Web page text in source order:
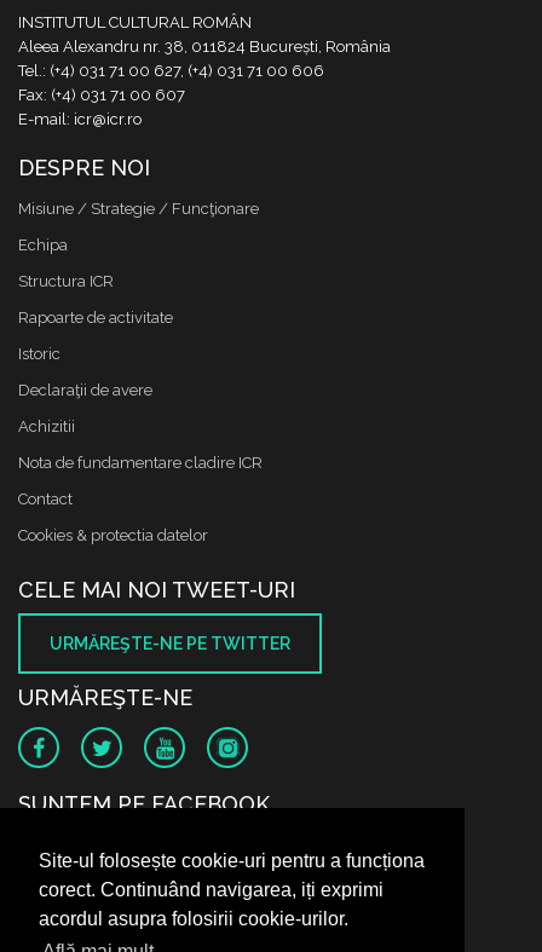
Site-ul folosește cookie-uri pentru a funcționa
corect. Continuând navigarea, iți exprimi
acordul asupra folosirii cookie-urilor.
INSTITUTUL CULTURAL ROMÂN
Aleea Alexandru nr. 38, 011824 București, România
Tel.: (+4) 031 71 00 627, (+4) 031 71 00 606
Fax: (+4) 031 71 00 607
E-mail: icr@icr.ro
DESPRE NOI
Misiune / Strategie / Funcţionare
Echipa
Structura ICR
Rapoarte de activitate
Istoric
Declaraţii de avere
Achizitii
Nota de fundamentare cladire ICR
Contact
Cookies & protectia datelor
CELE MAI NOI TWEET-URI
URMĂREŞTE-NE PE TWITTER
URMĂREŞTE-NE
SUNTEM PE FACEBOOK